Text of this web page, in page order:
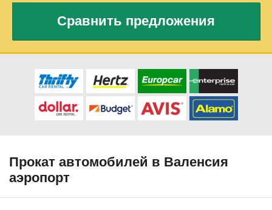
Сравнить предложения
Прокат автомобилей в Валенсия
аэропорт